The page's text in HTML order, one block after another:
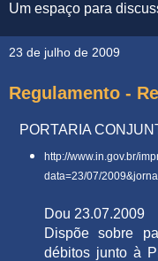
Um espaço para
23 de julho de 2009
Regulamento -
PORTARIA
http://www.in.gov.br/
data=23/07/
Dou 23.07.2009
Dispõe sobre
débitos junto à